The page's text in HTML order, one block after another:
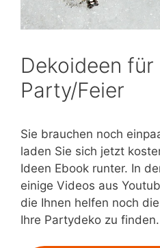
Dekoideen für
Party/Feier
Sie brauchen noch
laden Sie sich jetzt
Ideen Ebook runter. In
einige Videos aus
die Ihnen helfen noch
Ihre Partydeko zu finden.